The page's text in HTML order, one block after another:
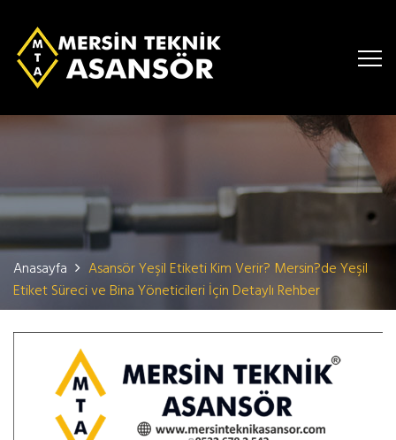
Anasayfa
Asansör Yeşil Etiketi Kim Verir? Mersin?de Yeşil
Etiket Süreci ve Bina Yöneticileri İçin Detaylı Rehber